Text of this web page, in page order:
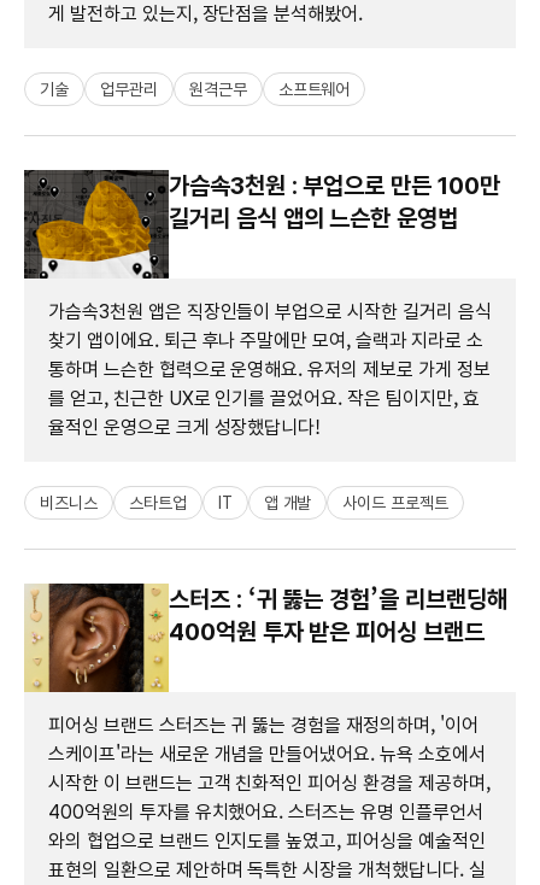
게 발전하고 있는지, 장단점을 분석해봤어.
기술 업무관리 원격근무 소프트웨어
가슴속3천원 : 부업으로 만든 100만
길거리 음식 앱의 느슨한 운영법
가슴속3천원 앱은 직장인들이 부업으로 시작한 길거리 음식
찾기 앱이에요. 퇴근 후나 주말에만 모여, 슬랙과 지라로 소
통하며 느슨한 협력으로 운영해요. 유저의 제보로 가게 정보
를 얻고, 친근한 UX로 인기를 끌었어요. 작은 팀이지만, 효
율적인 운영으로 크게 성장했답니다!
비즈니스 스타트업 IT 앱 개발 사이드 프로젝트
스터즈 : ‘귀 뚫는 경험’을 리브랜딩해
400억원 투자 받은 피어싱 브랜드
피어싱 브랜드 스터즈는 귀 뚫는 경험을 재정의하며, '이어
스케이프'라는 새로운 개념을 만들어냈어요. 뉴욕 소호에서
시작한 이 브랜드는 고객 친화적인 피어싱 환경을 제공하며,
400억원의 투자를 유치했어요. 스터즈는 유명 인플루언서
와의 협업으로 브랜드 인지도를 높였고, 피어싱을 예술적인
표현의 일환으로 제안하며 독특한 시장을 개척했답니다. 실